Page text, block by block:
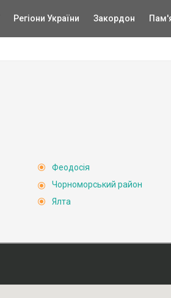
Регіони України Закордон
Феодосія
Чорноморський район
Ялта